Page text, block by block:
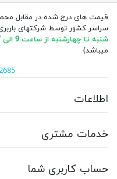
قیمت های درج شده در مقابل
سراسر کشور توسط شرکتهای
شنبه تا چهارشنبه از ساعت 9 الی 17
میباشد)
اطلاعات
خدمات مشتری
حساب کاربری شما